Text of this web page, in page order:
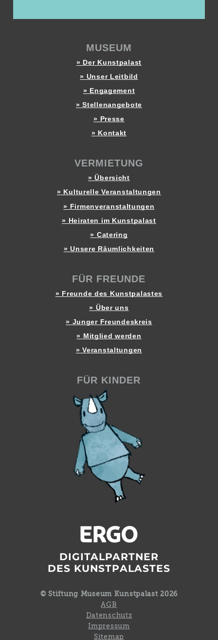
MUSEUM
» Der Kunstpalast
» Unser Leitbild
» Engagement
» Stellenangebote
» Presse
» Kontakt
VERMIETUNG
» Übersicht
» Kulturelle Veranstaltungen
» Firmenveranstaltungen
» Heiraten im Kunstpalast
» Catering
» Unsere Räumlichkeiten
FÜR FREUNDE
» Freunde des Kunstpalastes
» Über uns
» Junger Freundeskreis
» Mitglied werden
» Veranstaltungen
FÜR KINDER
DIGITALPARTNER
DES KUNSTPALASTES
© Stiftung Museum Kunstpalast 2026
AGB
Datenschutz
Impressum
Sitemap